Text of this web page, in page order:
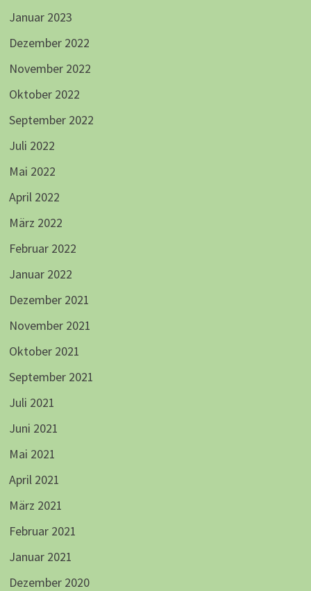
Januar 2023
Dezember 2022
November 2022
Oktober 2022
September 2022
Juli 2022
Mai 2022
April 2022
März 2022
Februar 2022
Januar 2022
Dezember 2021
November 2021
Oktober 2021
September 2021
Juli 2021
Juni 2021
Mai 2021
April 2021
März 2021
Februar 2021
Januar 2021
Dezember 2020